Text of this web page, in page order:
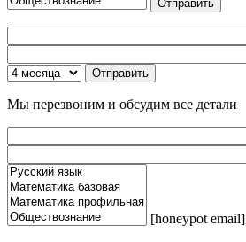
Мы перезвоним и обсудим все детали
[honeypot email]